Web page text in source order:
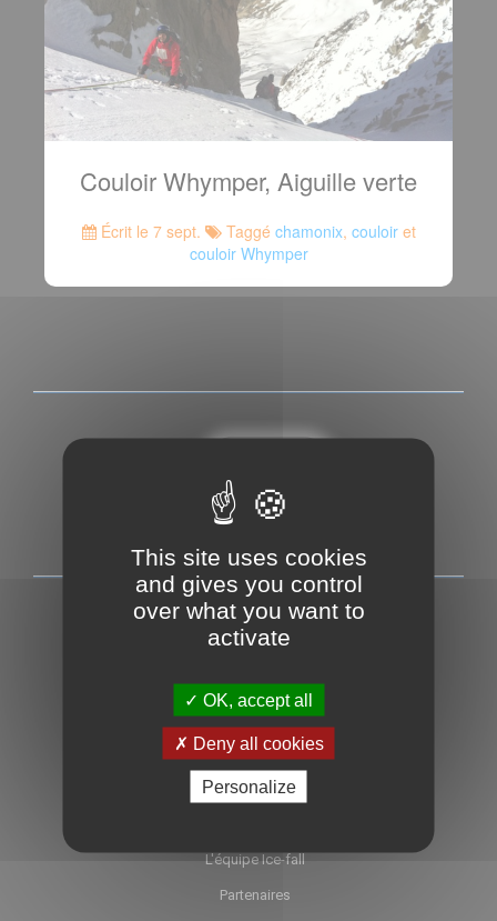
Couloir Whymper, Aiguille verte
Écrit le 7 sept. Taggé chamonix, couloiret
couloir Whymper
ICE-FALL
Cascade de glace
Ski de randonnée
Et l'été alors ?
Engagement privé
L'équipe Ice-fall
Partenaires
This site uses cookies
and gives you control
over what you want to
activate
OK, accept all
Deny all cookies
Personalize